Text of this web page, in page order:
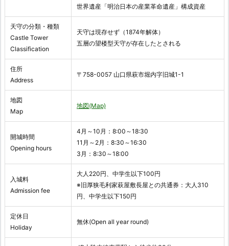
世界遺産「明治日本の産業革命遺産」構成資産
天守の分類・種類
Castle Tower
Classification
天守は現存せず（1874年解体）
五層の望楼型天守が存在したとされる
住所
Address
〒758-0057 山口県萩市堀内字旧城1-1
地図
Map
地図(Map)
開城時間
Opening hours
4月～10月：8:00～18:30
11月～2月：8:30～16:30
3月：8:30～18:00
入城料
Admission fee
大人220円、中学生以下100円
※旧厚狭毛利家萩屋敷長屋との共通券：大人310
円、中学生以下150円
定休日
Holiday
無休(Open all year round)